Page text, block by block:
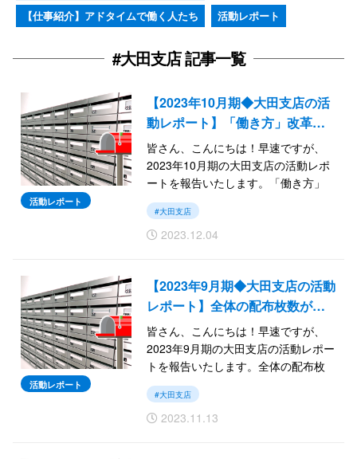
【仕事紹介】アドタイムで働く人たち
活動レポート
#大田支店 記事一覧
活動レポート
【2023年10月期◆大田支店の活
動レポート】「働き方」改革…
皆さん、こんにちは！早速ですが、
2023年10月期の大田支店の活動レポ
ートを報告いたします。「働き方」
改革の裏にある「働く意欲」を向上
させる秘訣とは？
#大田支店
2023.12.04
活動レポート
【2023年9月期◆大田支店の活動
レポート】全体の配布枚数が…
皆さん、こんにちは！早速ですが、
2023年9月期の大田支店の活動レポー
トを報告いたします。全体の配布枚
数が〇〇のおかげで増加！
では続きをご覧ください。
#大田支店
2023.11.13